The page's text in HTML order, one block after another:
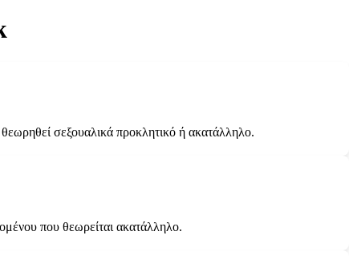
σεξουαλικά προκλητικό ή ακατάλληλο.
που θεωρείται ακατάλληλο.